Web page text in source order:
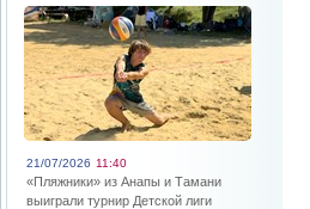
21/07/2026 11:40
«Пляжники» из Анапы и Тамани
выиграли турнир Детской лиги